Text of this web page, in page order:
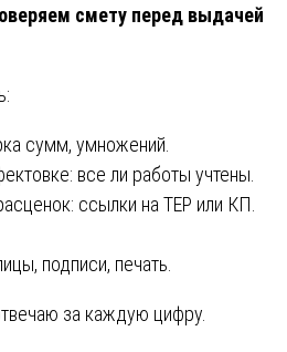
смету перед выдачей
сумм, умножений.
все ли работы учтены.
ссылки на ТЕР или КП.
подписи, печать.
за каждую цифру.